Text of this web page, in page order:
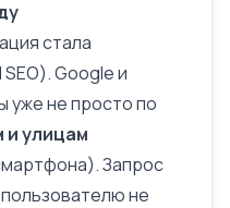
стала
Google и
уже не просто по
и улицам
Запрос
не